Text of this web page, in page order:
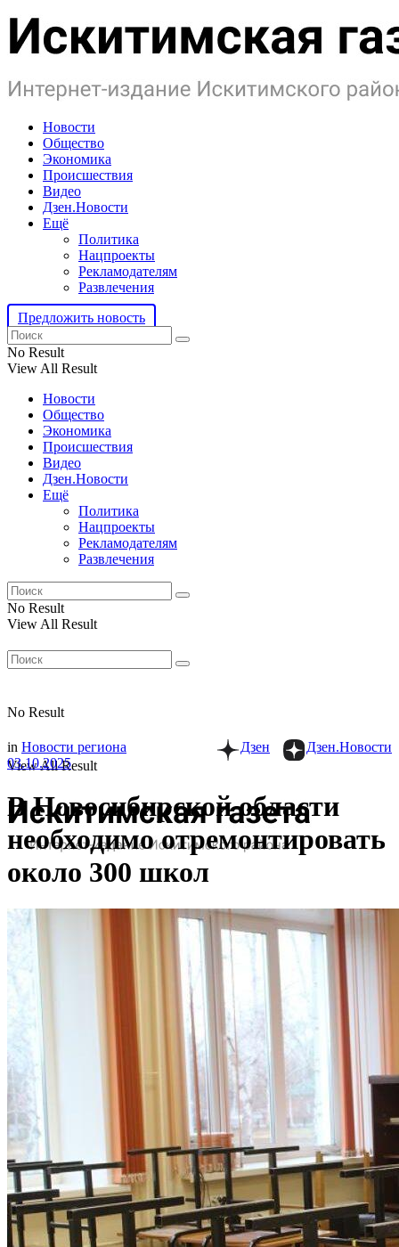
Новости
Общество
Экономика
Происшествия
Видео
Дзен.Новости
Ещё
Политика
Нацпроекты
Рекламодателям
Развлечения
Предложить новость
No Result
View All Result
Новости
Общество
Экономика
Происшествия
Видео
Дзен.Новости
Ещё
Политика
Нацпроекты
Рекламодателям
Развлечения
No Result
View All Result
No Result
View All Result
Дзен.Новости
Дзен
in Новости региона
03.10.2025
В Новосибирской области
необходимо отремонтировать
около 300 школ